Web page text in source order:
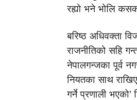
रह्यो भने भोलि
बरिष्ठ अधिवक्ता
राजनीतिको सहि
नेपालगन्जका पूर्व
नियतका साथ
गर्ने प्रणाली भएको’